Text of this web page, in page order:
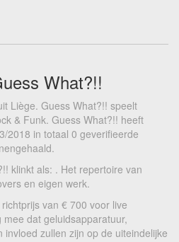
What?!!
Liège. Guess What?!! speelt
& Funk. Guess What?!! heeft
2018 in totaal 0 geverifieerde
klinkt als: . Het repertoire van
en eigen werk.
van € 700 voor live
dat geluidsapparatuur,
zullen zijn op de uiteindelijke